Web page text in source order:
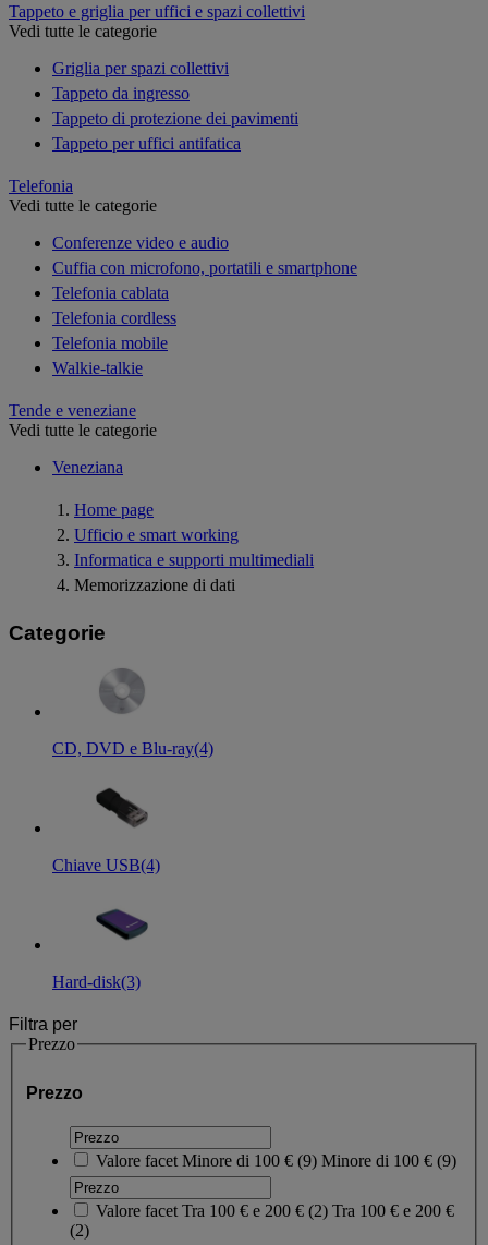
Tappeto e griglia per uffici e spazi collettivi
Vedi tutte le categorie
Griglia per spazi collettivi
Tappeto da ingresso
Tappeto di protezione dei pavimenti
Tappeto per uffici antifatica
Telefonia
Vedi tutte le categorie
Conferenze video e audio
Cuffia con microfono, portatili e smartphone
Telefonia cablata
Telefonia cordless
Telefonia mobile
Walkie-talkie
Tende e veneziane
Vedi tutte le categorie
Veneziana
Home page
Ufficio e smart working
Informatica e supporti multimediali
Memorizzazione di dati
Categorie
CD, DVD e Blu-ray(4)
Chiave USB(4)
Hard-disk(3)
Filtra per
Prezzo
Prezzo
Valore facet Minore di 100 € (9) Minore di 100 € (9)
Valore facet Tra 100 € e 200 € (2) Tra 100 € e 200 €
(2)